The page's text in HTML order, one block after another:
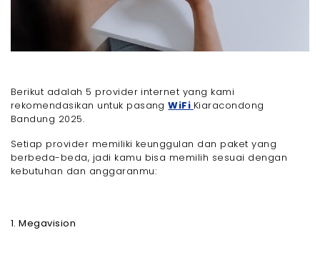
Berikut adalah 5 provider internet yang kami
rekomendasikan untuk pasangWiFi Kiaracondong
Bandung 2025.
Setiap provider memiliki keunggulan dan paket yang
berbeda-beda, jadi kamu bisa memilih sesuai dengan
kebutuhan dan anggaranmu:
1. Megavision